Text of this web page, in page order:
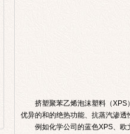
挤塑聚苯乙烯泡沫塑料（
优异的和的绝热功能、抗蒸汽渗
例如化学公司的蓝色XPS、